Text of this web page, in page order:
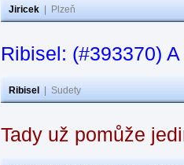
Jiricek Plzeň
Ribisel: (#393370)
Ribisel Sudety
Tady už pomůže